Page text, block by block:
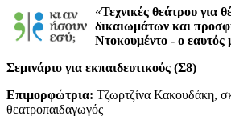
«Τεχνικές θεάτρου για
δικαιωμάτων και
Ντοκουμέντο - ο εαυτός
Σεμινάριο για εκπαιδευτικούς (Σ8)
Επιμορφώτρια: Τζωρτζίνα Κακουδάκη,
θεατροπαιδαγωγός